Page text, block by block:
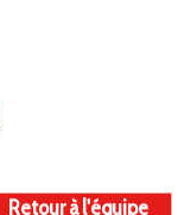
Retour à l'équipe